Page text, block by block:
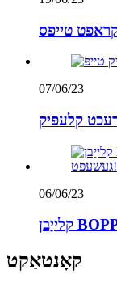
טייפס
07/06/23
06/06/23
קאָנטאַקט